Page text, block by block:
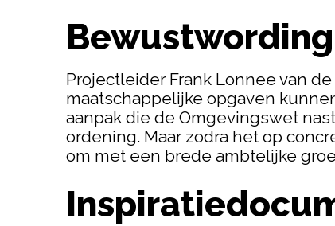
Bewustwording
Projectleider Frank Lonnee van
maatschappelijke opgaven
aanpak die de Omgevingswet
ordening. Maar zodra het op
om met een brede ambtelijke